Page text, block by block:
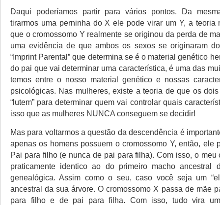
Daqui poderíamos partir para vários pontos. Da
tirarmos uma perninha do X ele pode virar um Y, a teoria
que o cromossomo Y realmente se originou da perda de
uma evidência de que ambos os sexos se originaram
“Imprint Parental” que determina se é o material genético
do pai que vai determinar uma característica, é uma das
temos entre o nosso material genético e nossas
psicológicas. Nas mulheres, existe a teoria de que os
“lutem” para determinar quem vai controlar quais
isso que as mulheres NUNCA conseguem se decidir!
Mas para voltarmos a questão da descendência é
apenas os homens possuem o cromossomo Y, então, ele
Pai para filho (e nunca de pai para filha). Com isso, o meu
praticamente identico ao do primeiro macho ancestral
genealógica. Assim como o seu, caso você seja um
ancestral da sua árvore. O cromossomo X passa de mãe
para filho e de pai para filha. Com isso, tudo vira